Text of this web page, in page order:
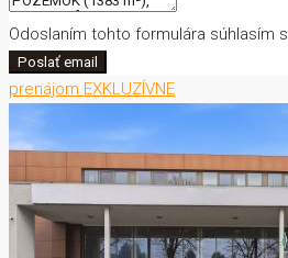
Odoslaním tohto formulára súhlasím s
Poslať email
prenájom EXKLUZÍVNE